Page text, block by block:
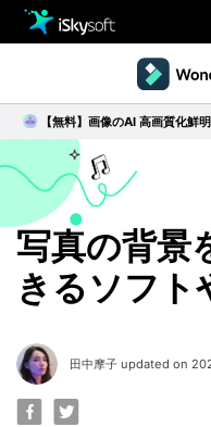
Utility
製品活用事例
ストア
ダウンロード
サポート
製品ページ
Filmstock
操作ガイド
動作環境
動画編集の基本とコツ
無料ダウンロード
【無料】画像のAI 高画質化鮮
写真の背景
きるソフト
田中摩子 updated on